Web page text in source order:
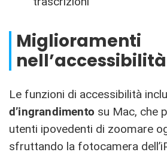
Miglioramenti
nell’accessibilità
Le funzioni di accessibilità
d’ingrandimento su Mac, che
utenti ipovedenti di zoomare
sfruttando la fotocamera